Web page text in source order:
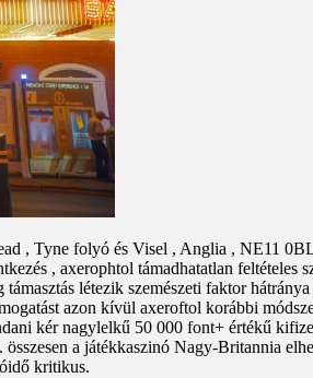
, Tyne folyó és Visel , Anglia , NE11
, axerophtol támadhatatlan
létezik szemészeti faktor
azon kívül axeroftol korábbi
kér nagylelkű 50 000 font+ értékű
a játékkaszinó Nagy-Britannia
kritikus.